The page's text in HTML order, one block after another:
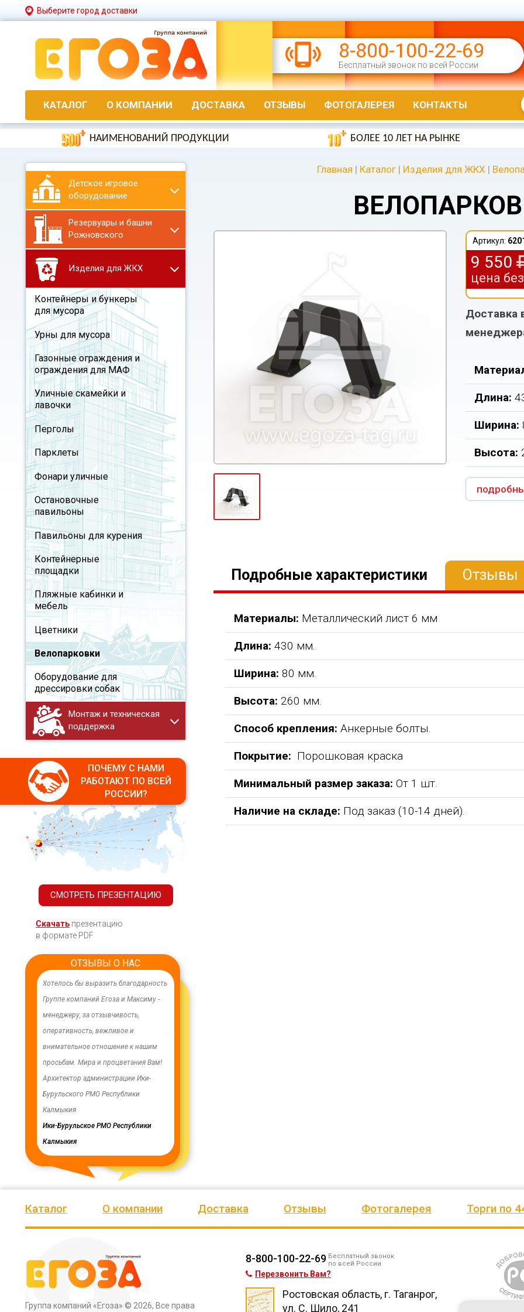
Выберите город доставки
8-800-100-22-69
Бесплатный звонок по всей России
КАТАЛОГ О КОМПАНИИ ДОСТАВКА ОТЗЫВЫ ФОТОГАЛЕРЕЯ КОНТАКТЫ
НАИМЕНОВАНИЙ ПРОДУКЦИИ БОЛЕЕ 10 ЛЕТ НА РЫНКЕ
Детское игровое
оборудование
Резервуары и башни
Рожновского
Изделия для ЖКХ
Контейнеры и бункеры
для мусора
Урны для мусора
Газонные ограждения и
ограждения для МАФ
Уличные скамейки и
лавочки
Перголы
Парклеты
Фонари уличные
Остановочные
павильоны
Павильоны для курения
Контейнерные
площадки
Пляжные кабинки и
мебель
Цветники
Велопарковки
Оборудование для
дрессировки собак
Монтаж и техническая
поддержка
ПОЧЕМУ С НАМИ
РАБОТАЮТ ПО ВСЕЙ
РОССИИ?
СМОТРЕТЬ ПРЕЗЕНТАЦИЮ
Скачать презентацию
в формате PDF
ОТЗЫВЫ О НАС
Хотелось бы выразить благодарность
Группе компаний Егоза и Максиму -
менеджеру, за отзывчивость,
оперативность, вежливое и
внимательное отношение к нашим
просьбам. Мира и процветания Вам!
Архитектор администрации Ики-
Бурульского РМО Республики
Калмыкия
Ики-Бурульское РМО Республики
Калмыкия
В целях устойчивого водоснабжения,
Бага-Чоносовское сельское
муниципальное образование
Целинного района Республики
Калмыкия
Главная | Каталог | Изделия для ЖКХ |
Артикул:
9 550
цена
Доставка
Длина:
Ширина:
Высота:
Подробные характеристики Отзывы
Материалы: Металлический лист 6 мм
Длина: 430 мм.
Ширина: 80 мм.
Высота: 260 мм.
Способ крепления: Анкерные болты.
Покрытие: Порошковая краска
Минимальный размер заказа: От 1 шт.
Наличие на складе: Под заказ (10-14 дней).
Каталог О компании Доставка Отзывы Фотогалерея Торги по
Группа компаний «Егоза» © 2026, Все права
8-800-100-22-69 Бесплатный звонок
по всей России
Перезвонить Вам?
Ростовская область, г. Таганрог,
ул. С. Шило, 241